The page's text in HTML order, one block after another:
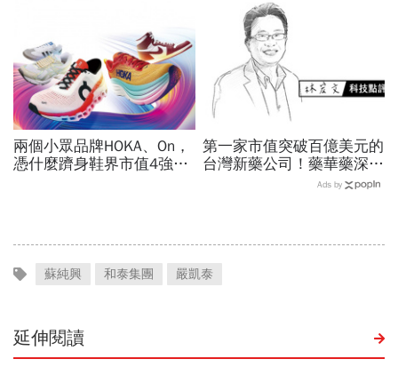
兩個小眾品牌HOKA、On，
憑什麼躋身鞋界市值4強、
第一家市值突破百億美元的
台灣新藥公司！藥華藥深耕
全球市場，能成為下一個武
Ads by
蘇純興 和泰集團 嚴凱泰
延伸閱讀